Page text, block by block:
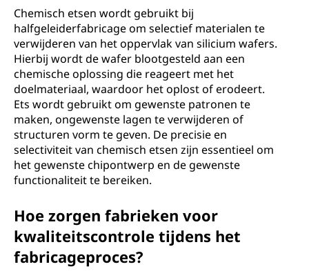
Chemisch etsen wordt gebruikt bij
halfgeleiderfabricage om selectief materialen te
verwijderen van het oppervlak van silicium wafers.
Hierbij wordt de wafer blootgesteld aan een
chemische oplossing die reageert met het
doelmateriaal, waardoor het oplost of erodeert.
Ets wordt gebruikt om gewenste patronen te
maken, ongewenste lagen te verwijderen of
structuren vorm te geven. De precisie en
selectiviteit van chemisch etsen zijn essentieel om
het gewenste chipontwerp en de gewenste
functionaliteit te bereiken.
Hoe zorgen fabrieken voor
kwaliteitscontrole tijdens het
fabricageproces?